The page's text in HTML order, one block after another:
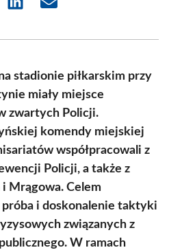
Share Share
stadionie piłkarskim przy
miały miejsce
zwartych Policji.
komendy miejskiej
współpracowali z
Policji, a także z
Mrągowa. Celem
próba i doskonalenie taktyki
związanych z
W ramach